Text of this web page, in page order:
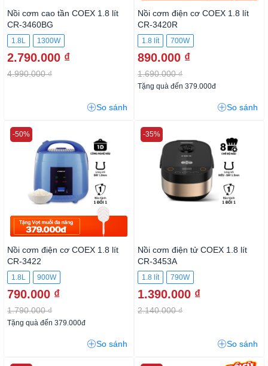
Nồi cơm cao tần COEX 1.8 lít
CR-3460BG
1.8L 1300W
2.790.000 ₫
4.990.000 ₫
So sánh
Nồi cơm điện cơ COEX 1.8 lít
CR-3420R
1.8 lít 700W
890.000 ₫
1.690.000 ₫
Tặng quà đến 379.000đ
So sánh
Nồi cơm điện cơ COEX 1.8 lít
CR-3422
1.8L 900W
790.000 ₫
1.790.000 ₫
-50%
Tặng quà đến 379.000đ
So sánh
Nồi cơm điện tử COEX 1.8 lít
CR-3453A
1.8 lít 790W
1.390.000 ₫
2.140.000 ₫
-35%
So sánh